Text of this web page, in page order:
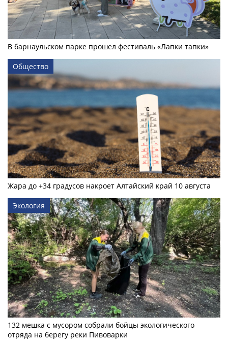
В барнаульском парке прошел фестиваль «Лапки тапки»
Общество
Жара до +34 градусов накроет Алтайский край 10 августа
Экология
132 мешка с мусором собрали бойцы экологического
отряда на берегу реки Пивоварки